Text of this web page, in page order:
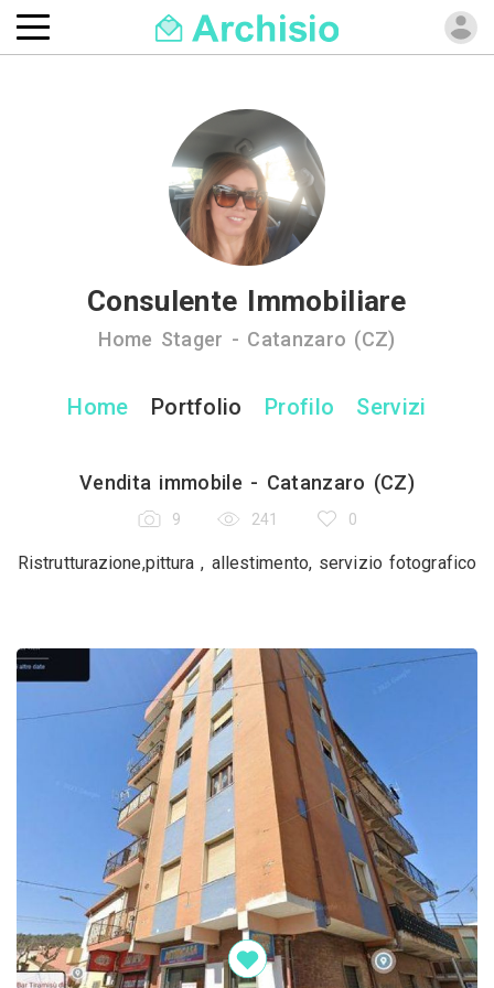
Consulente Immobiliare
Home Stager - Catanzaro (CZ)
Home Portfolio Profilo Servizi
Vendita immobile - Catanzaro (CZ)
9 241 0
Ristrutturazione,pittura , allestimento, servizio fotografico